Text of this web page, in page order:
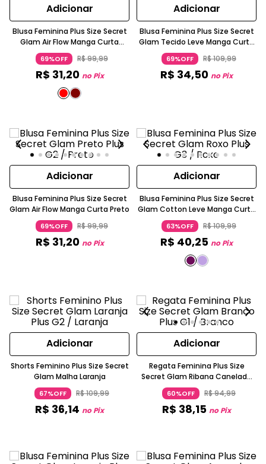
Adicionar
Blusa Feminina Plus Size Secret
Glam Air Flow Manga Curta
Vermelho
69%OFF R$99,99
R$ 31,20 no Pix
Adicionar
Blusa Feminina Plus Size Secret
Glam Tecido Leve Manga Curta
Verde
69%OFF R$109,99
R$ 34,50 no Pix
Adicionar
Blusa Feminina Plus Size Secret
Glam Air Flow Manga Curta Preto
69%OFF R$99,99
R$ 31,20 no Pix
Adicionar
Blusa Feminina Plus Size Secret
Glam Cotton Leve Manga Curta
Roxo Claro
63%OFF R$109,99
R$ 40,25 no Pix
Adicionar
Shorts Feminino Plus Size Secret
Glam Malha Laranja
67%OFF R$109,99
R$ 36,14 no Pix
Adicionar
Regata Feminina Plus Size
Secret Glam Ribana Canelada
Sem Manga Branco
60%OFF R$94,99
R$ 38,15 no Pix